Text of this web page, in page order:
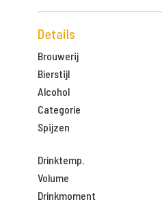
Details
Brouwerij
Bierstijl
Alcohol
Categorie
Spijzen
Drinktemp.
Volume
Drinkmoment